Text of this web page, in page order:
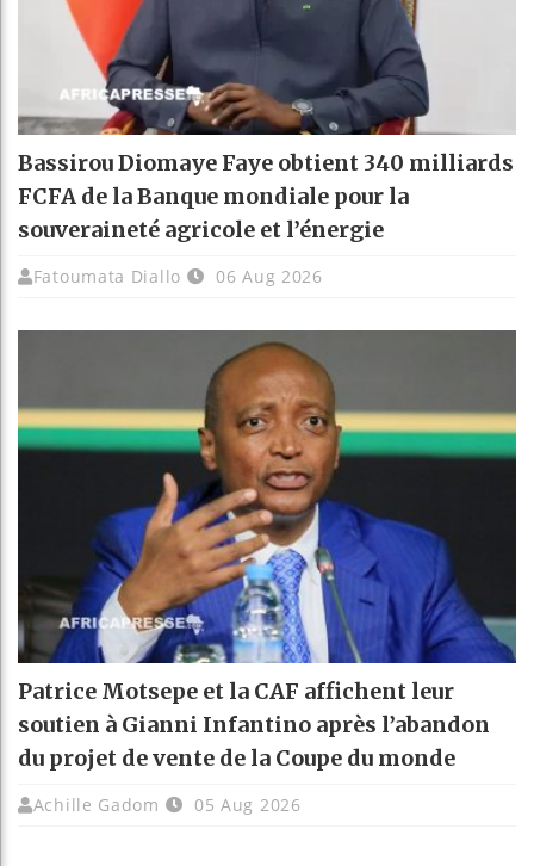
Bassirou Diomaye Faye obtient 340 milliards
FCFA de la Banque mondiale pour la
souveraineté agricole et l’énergie
Fatoumata Diallo 06 Aug 2026
Patrice Motsepe et la CAF affichent leur
soutien à Gianni Infantino après l’abandon
du projet de vente de la Coupe du monde
Achille Gadom 05 Aug 2026